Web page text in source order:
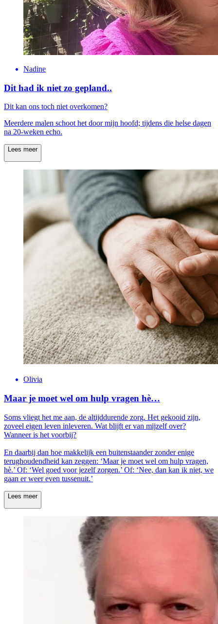
Nadine
Dit had ik niet zo gepland..
Dit kan ons toch niet overkomen?
Meerdere malen schoot het door mijn hoofd; tijdens die helse dagen
na 20-weken echo.
Lees meer
Olivia
Maar je moet wel om hulp vragen hè…
Soms vliegt het me aan, de altijddurende zorg. Het gekooid zijn,
zoveel eigen leven inleveren. Wat blijft er van mijzelf over?
Wanneer is het voorbij?
En daarbij dan hoe makkelijk een buitenstaander zonder enige
terughoudendheid kan zeggen: ‘Maar je moet wel om hulp vragen,
hè.’ Of: ‘Wel goed voor jezelf zorgen.’ Of: ‘Nee, dan kan ik niet, we
gaan er weer even tussenuit.’
Lees meer